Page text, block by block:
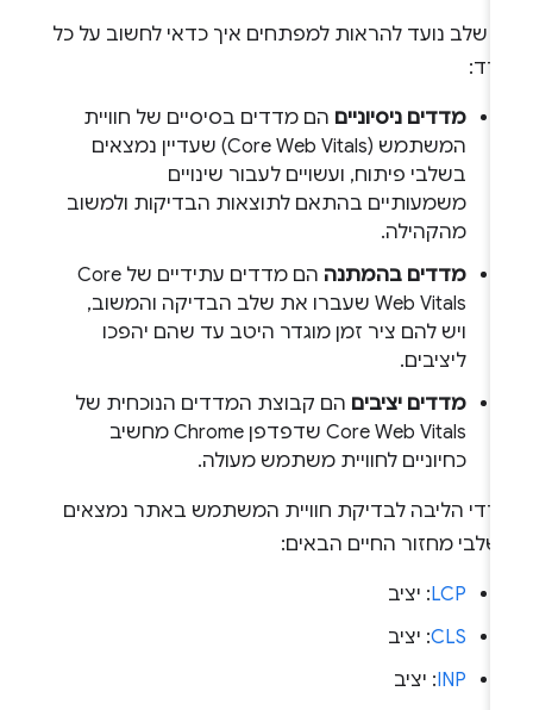
שלב נועד להראות למפתחים איך כדאי לחשוב על כל
מדדים ניסיונייםהם מדדים בסיסיים של חוויית
המשתמש (Core Web Vitals) שעדיין נמצאים
בשלבי פיתוח, ועשויים לעבור שינויים
משמעותיים בהתאם לתוצאות הבדיקות ולמשוב
מהקהילה.
מדדים בהמתנה
הם מדדים עתידיים של Core
Web Vitals שעברו את שלב הבדיקה והמשוב,
ויש להם ציר זמן מוגדר היטב עד שהם יהפכו
ליציבים.
מדדים יציביםהם קבוצת המדדים הנוכחית של
Core Web Vitals שדפדפן Chrome מחשיב
כחיוניים לחוויית משתמש מעולה.
הליבה לבדיקת חוויית המשתמש באתר נמצאים
מחזור החיים הבאים:
LCP: יציב
CLS: יציב
INP : יציב